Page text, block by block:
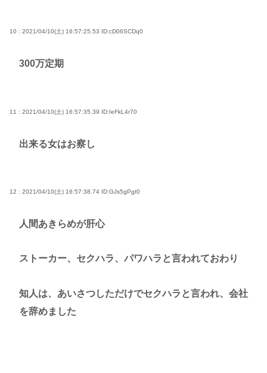
10 : 2021/04/10(土) 16:57:25.53 ID:cD06SCDq0
300万定期
11 : 2021/04/10(土) 16:57:35.39 ID:IeFkL4r70
出来る女はお察し
12 : 2021/04/10(土) 16:57:38.74 ID:GJs5gPgt0
人間あきらめが肝心
ストーカー、セクハラ、パワハラと言われておわり
知人は、あいさつしただけでセクハラと言われ、会社
を辞めました